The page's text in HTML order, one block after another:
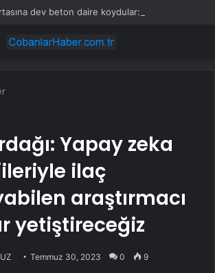
Yapay zeka
ilaç
araştırmacı
yetiştireceğiz
Temmuz 30, 2023 0 9